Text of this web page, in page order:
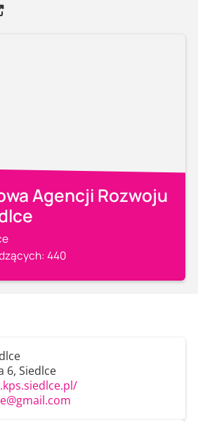
Agencji Rozwoju
440
6, Siedlce